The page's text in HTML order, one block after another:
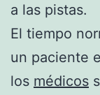
a las pistas.
El tiempo
un paciente
los médicos